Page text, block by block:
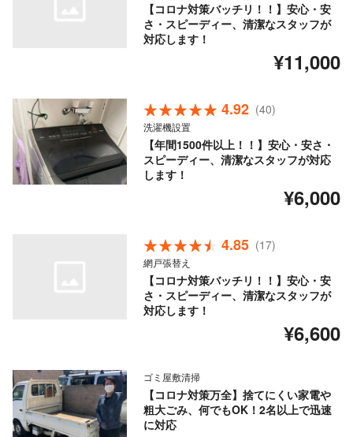
【コロナ対策バッチリ！！】安心・安
さ・スピーディー、清潔なスタッフが
対応します！
¥11,000
4.92 (40)
洗濯機設置
【年間1500件以上！！】安心・安さ・
スピーディー、清潔なスタッフが対応
します！
¥6,000
4.85 (17)
網戸張替え
【コロナ対策バッチリ！！】安心・安
さ・スピーディー、清潔なスタッフが
対応します！
¥6,600
ゴミ屋敷清掃
【コロナ対策万全】捨てにくい家電や
粗大ごみ、何でもOK！2名以上で迅速
に対応